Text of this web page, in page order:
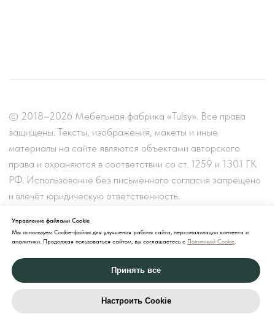
Управление файлами Cookie
Мы используем Cookie-файлы для улучшения работы сайта, персонализации контента и
аналитики. Продолжая пользоваться сайтом, вы соглашаетесь с Политикой Cookie.
Принять все
Настроить Cookie